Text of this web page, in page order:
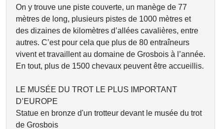
On y trouve une piste couverte, un manège de 77
mètres de long, plusieurs pistes de 1000 mètres et
des dizaines de kilomètres d’allées cavalières, entre
autres. C’est pour cela que plus de 80 entraîneurs
vivent et travaillent au domaine de Grosbois à l’année.
En tout, plus de 1500 chevaux peuvent être accueillis.
LE MUSÉE DU TROT LE PLUS IMPORTANT
D’EUROPE
Statue en bronze d'un trotteur devant le musée du trot
de Grosbois